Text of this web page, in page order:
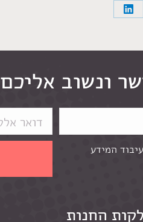
Share
LinkedIn
ונשוב אליכם
המידע
החנות